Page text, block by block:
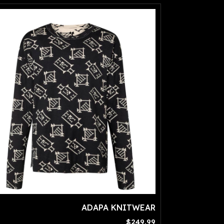
ADAPA KNITWEAR
$249.99